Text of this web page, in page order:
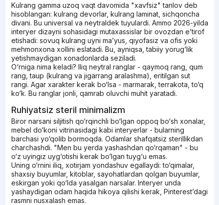
Kulrang gamma uzoq vaqt davomida "xavfsiz" tanlov deb
hisoblangan: kulrang devorlar, kulrang laminat, sichqoncha
divani. Bu universal va neytraldek tuyulardi. Ammo 2026-yilda
interyer dizayni sohasidagi mutaxassislar bir ovozdan e’tirof
etishadi: sovuq kulrang uyni ma’yus, qiyofasiz va ofis yoki
mehmonxona xollini eslatadi. Bu, ayniqsa, tabiiy yorug‘lik
yetishmaydigan xonadonlarda seziladi.
O‘rniga nima keladi? Iliq neytral ranglar - qaymoq rang, qum
rang, taup (kulrang va jigarrang aralashma), eritilgan sut
rangi. Agar xarakter kerak bo‘lsa - marmarak, terrakota, to‘q
ko‘k. Bu ranglar jonli, qamrab oluvchi muhit yaratadi.
Ruhiyatsiz steril minimalizm
Biror narsani siljitish qo‘rqinchli bo‘lgan oppoq bo‘sh xonalar,
mebel do‘koni vitrinasidagi kabi interyerlar - bularning
barchasi yo‘qolib bormoqda. Odamlar shafqatsiz sterillikdan
charchashdi. "Men bu yerda yashashdan qo‘rqaman" - bu
o‘z uyingiz uyg‘otishi kerak bo‘lgan tuyg‘u emas.
Uning o‘rnini iliq, xotirjam yondashuv egallaydi: to‘qimalar,
shaxsiy buyumlar, kitoblar, sayohatlardan qolgan buyumlar,
eskirgan yoki qo‘lda yasalgan narsalar. Interyer unda
yashaydigan odam haqida hikoya qilishi kerak, Pinterest’dagi
rasmni nusxalash emas.